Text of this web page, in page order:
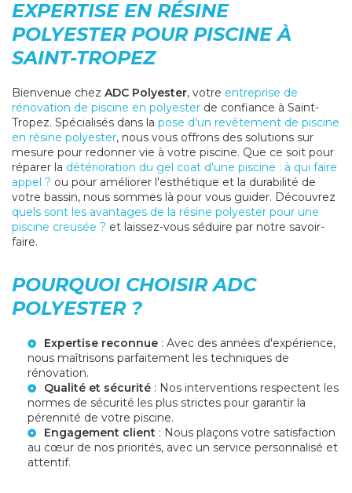
EXPERTISE EN RÉSINE
POLYESTER POUR PISCINE À
SAINT-TROPEZ
Bienvenue chez ADC Polyester, votre entreprise de
rénovation de piscine en polyester de confiance à Saint-
Tropez. Spécialisés dans la pose d'un revêtement de piscine
en résine polyester, nous vous offrons des solutions sur
mesure pour redonner vie à votre piscine. Que ce soit pour
réparer la détérioration du gel coat d'une piscine : à qui faire
appel ? ou pour améliorer l'esthétique et la durabilité de
votre bassin, nous sommes là pour vous guider. Découvrez
quels sont les avantages de la résine polyester pour une
piscine creusée ? et laissez-vous séduire par notre savoir-
faire.
POURQUOI CHOISIR ADC
POLYESTER ?
Expertise reconnue : Avec des années d'expérience,
nous maîtrisons parfaitement les techniques de
rénovation.
Qualité et sécurité : Nos interventions respectent les
normes de sécurité les plus strictes pour garantir la
pérennité de votre piscine.
Engagement client : Nous plaçons votre satisfaction
au cœur de nos priorités, avec un service personnalisé et
attentif.